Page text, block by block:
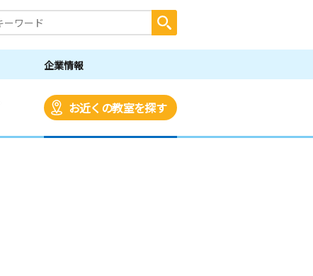
企業情報
お近くの教室を探す